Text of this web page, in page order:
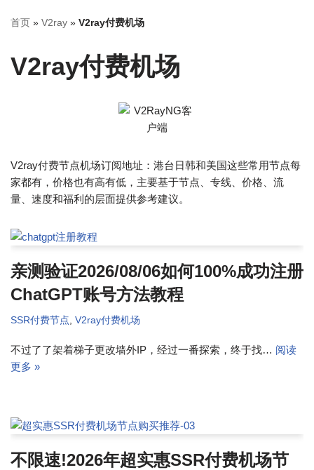
首页 » V2ray » V2ray付费机场
V2ray付费机场
V2ray付费节点机场订阅地址：港台日韩和美国这些常用节点每
家都有，价格也有高有低，主要基于节点、专线、价格、流
量、速度和福利的层面提供参考建议。
亲测验证2026/08/06如何100%成功注册
ChatGPT账号方法教程
SSR付费节点, V2ray付费机场
不过了了架着梯子更改墙外IP，经过一番探索，终于找… 阅读
更多 »
不限速!2026年超实惠SSR付费机场节